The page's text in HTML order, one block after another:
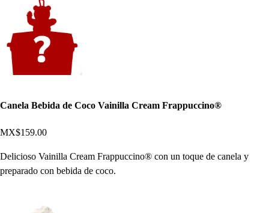
Canela Bebida de Coco Vainilla Cream Frappuccino®
MX$159.00
Delicioso Vainilla Cream Frappuccino® con un toque de canela y
preparado con bebida de coco.